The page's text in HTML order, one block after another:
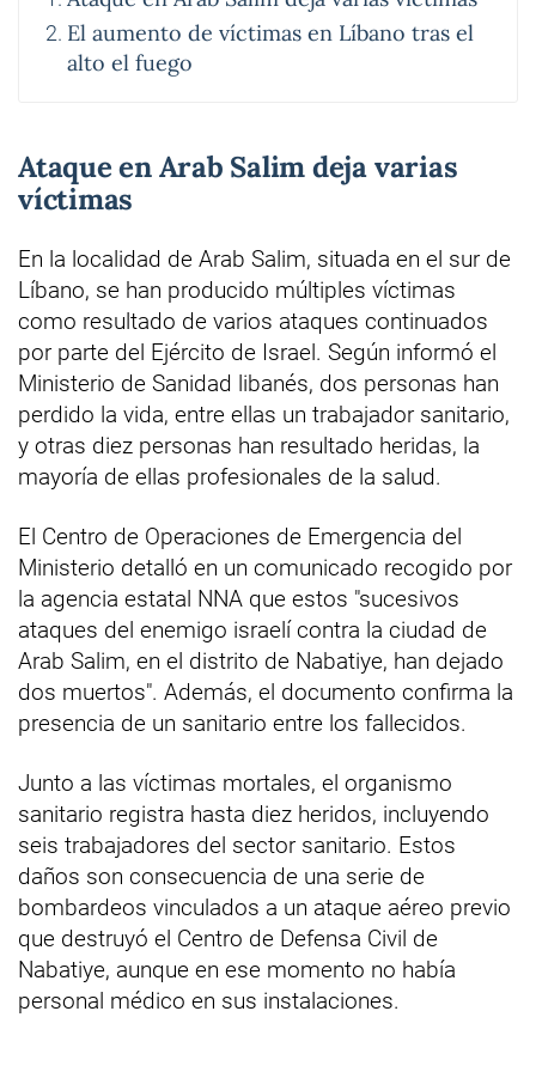
El aumento de víctimas en Líbano tras el
alto el fuego
Ataque en Arab Salim deja varias
víctimas
En la localidad de Arab Salim, situada en el sur de
Líbano, se han producido múltiples víctimas
como resultado de varios ataques continuados
por parte del Ejército de Israel. Según informó el
Ministerio de Sanidad libanés, dos personas han
perdido la vida, entre ellas un trabajador sanitario,
y otras diez personas han resultado heridas, la
mayoría de ellas profesionales de la salud.
El Centro de Operaciones de Emergencia del
Ministerio detalló en un comunicado recogido por
la agencia estatal NNA que estos "sucesivos
ataques del enemigo israelí contra la ciudad de
Arab Salim, en el distrito de Nabatiye, han dejado
dos muertos". Además, el documento confirma la
presencia de un sanitario entre los fallecidos.
Junto a las víctimas mortales, el organismo
sanitario registra hasta diez heridos, incluyendo
seis trabajadores del sector sanitario. Estos
daños son consecuencia de una serie de
bombardeos vinculados a un ataque aéreo previo
que destruyó el Centro de Defensa Civil de
Nabatiye, aunque en ese momento no había
personal médico en sus instalaciones.